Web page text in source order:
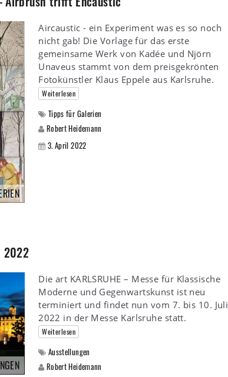
Aircaustic - ein Experiment was es so noch
nicht gab! Die Vorlage für das erste
gemeinsame Werk von Kadée und Njörn
Unaveus stammt von dem preisgekrönten
Fotokünstler Klaus Eppele aus Karlsruhe.
Weiterlesen
Tipps für Galerien
Robert Heidemann
3. April 2022
2022
Die art KARLSRUHE – Messe für Klassische
Moderne und Gegenwartskunst ist neu
terminiert und findet nun vom 7. bis 10. Juli
2022 in der Messe Karlsruhe statt.
Weiterlesen
Ausstellungen
Robert Heidemann